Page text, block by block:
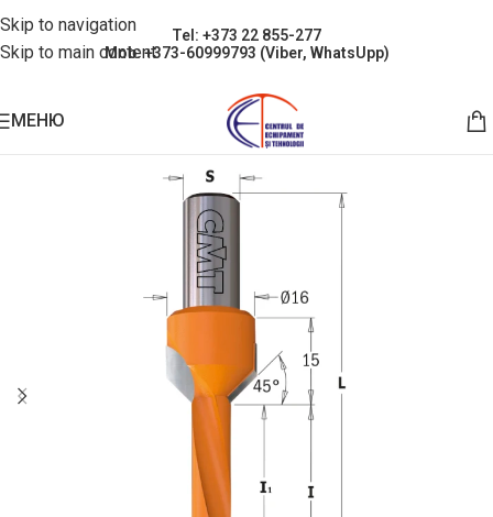
Skip to navigation
Skip to main content
Tel: +373 22 855-277
Mob: +373-60999793 (Viber, WhatsUpp)
МЕНЮ